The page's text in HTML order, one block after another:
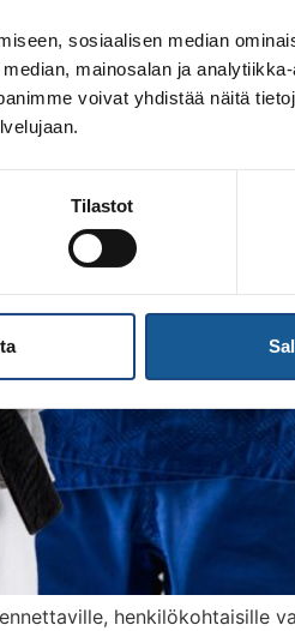
sosiaalisen median
mainosalan ja
voivat yhdistää näitä
Tilastot
henkilökohtaisille